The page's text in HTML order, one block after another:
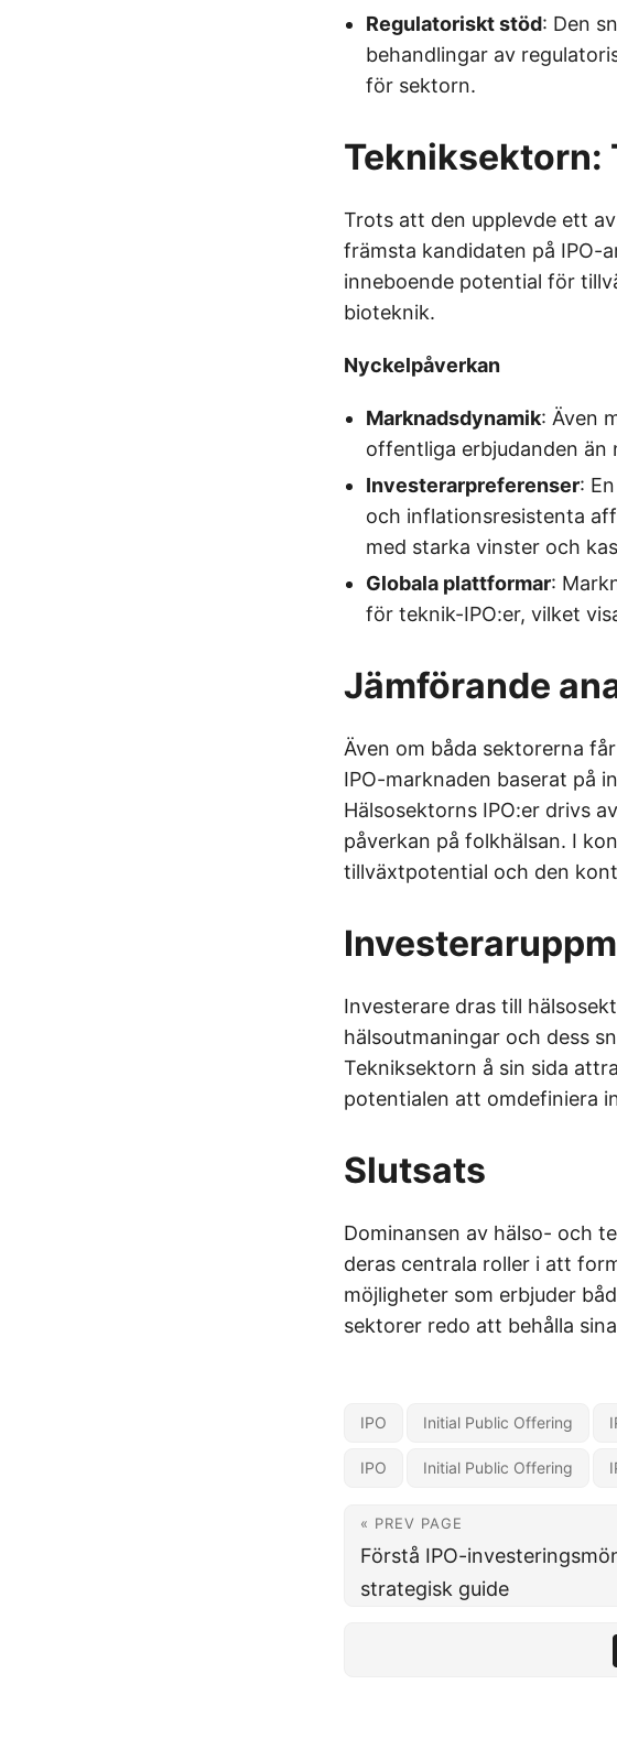
Regulatoriskt stöd: Den
behandlingar av
för sektorn.
Tekniksektorn:
Trots att den upplevde ett
främsta kandidaten på IPO-
inneboende potential för
bioteknik.
Nyckelpåverkan
Marknadsdynamik: Även
offentliga erbjudanden än
Investerarpreferenser:
och inflationsresistenta
med starka vinster och
Globala plattformar:
för teknik-IPO:er, vilket
Jämförande
Även om båda sektorerna
IPO-marknaden baserat på
Hälsosektorns IPO:er drivs
påverkan på folkhälsan. I
tillväxtpotential och den
Investerare dras till
hälsoutmaningar och dess
Tekniksektorn å sin sida
potentialen att omdefiniera
Slutsats
Dominansen av hälso- och
deras centrala roller i att
möjligheter som erbjuder
sektorer redo att behålla
IPO Initial Public Offering
IPO Initial Public Offering
« PREV PAGE
Förstå IPO-
strategisk guide